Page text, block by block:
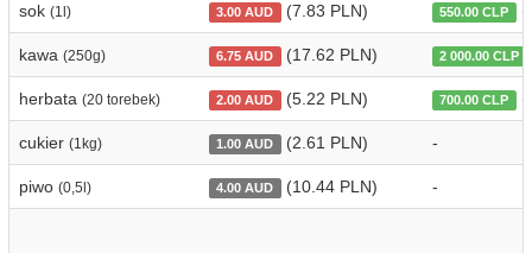
sok (1l) 3.00 AUD (7.83 PLN) 550.00 CLP
kawa (250g) 6.75 AUD (17.62 PLN) 2 000.00 CLP
herbata (20 torebek) 2.00 AUD (5.22 PLN) 700.00 CLP
cukier (1kg) 1.00 AUD (2.61 PLN) -
piwo (0,5l) 4.00 AUD (10.44 PLN) -